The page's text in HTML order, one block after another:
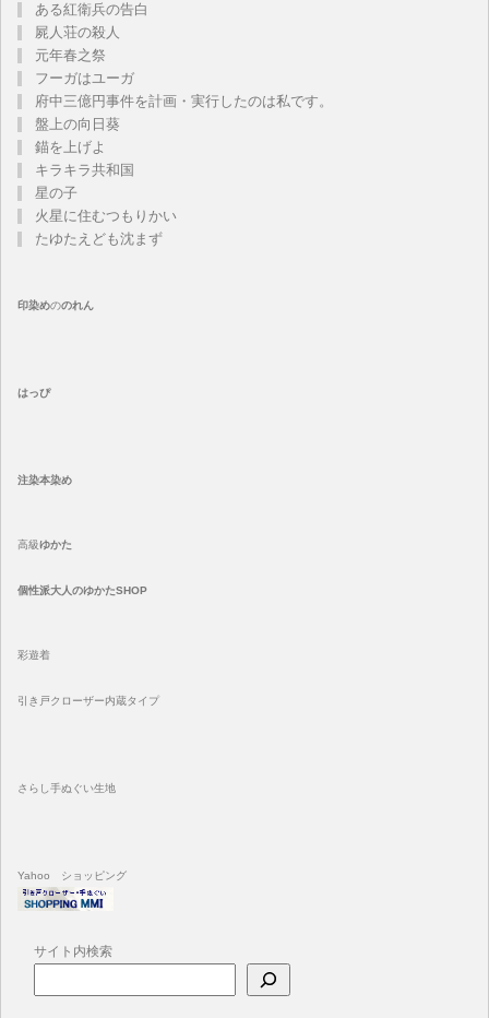
ある紅衛兵の告白
屍人荘の殺人
元年春之祭
フーガはユーガ
府中三億円事件を計画・実行したのは私です。
盤上の向日葵
錨を上げよ
キラキラ共和国
星の子
火星に住むつもりかい
たゆたえども沈まず
印染めののれん
はっぴ
注染本染め
高級ゆかた
個性派大人のゆかたSHOP
彩遊着
引き戸クローザー内蔵タイプ
さらし手ぬぐい生地
Yahoo ショッピング
サイト内検索